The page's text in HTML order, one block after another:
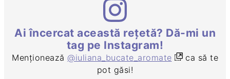
Ai încercat această rețetă? Dă-mi un
tag pe Instagram!
Menționează @iuliana_bucate_aromate
ca să te
pot găsi!